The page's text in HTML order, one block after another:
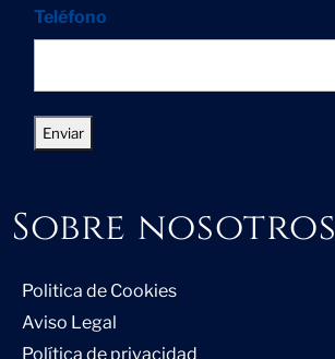
Teléfono
Sobre nosotros
Politica de Cookies
Aviso Legal
Política de privacidad